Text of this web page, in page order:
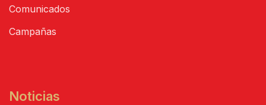
Comunicados
Campañas
Noticias